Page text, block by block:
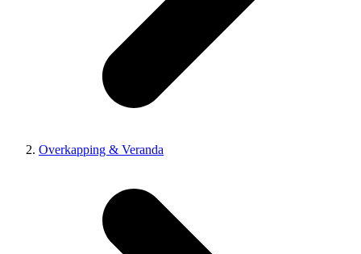
Overkapping & Veranda